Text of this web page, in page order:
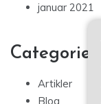
januar 2021
Categories
Artikler
Blog